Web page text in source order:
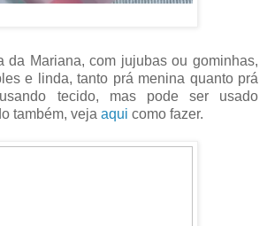
da Mariana, com jujubas ou gominhas,
e linda, tanto prá menina quanto prá
tecido, mas pode ser usado
também, veja aqui como fazer.